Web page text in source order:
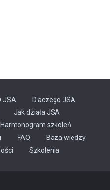
JSA
Dlaczego JSA
Jak działa JSA
Harmonogram szkoleń
FAQ
Baza wiedzy
Szkolenia